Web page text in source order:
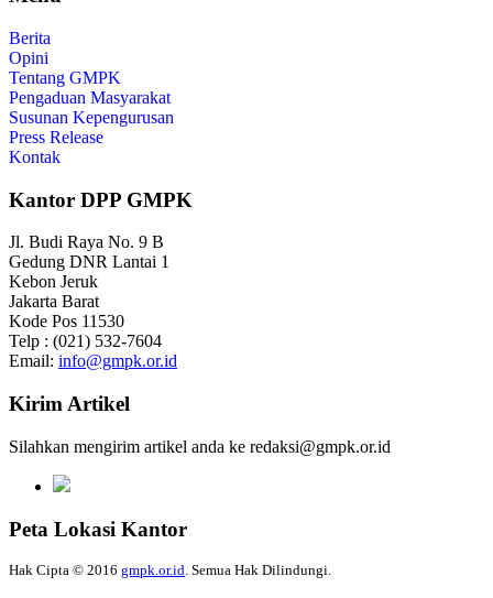
Berita
Opini
Tentang GMPK
Pengaduan Masyarakat
Susunan Kepengurusan
Press Release
Kontak
Kantor DPP GMPK
Jl. Budi Raya No. 9 B
Gedung DNR Lantai 1
Kebon Jeruk
Jakarta Barat
Kode Pos 11530
Telp : (021) 532-7604
Email: info@gmpk.or.id
Kirim Artikel
Silahkan mengirim artikel anda ke redaksi@gmpk.or.id
Peta Lokasi Kantor
Hak Cipta © 2016 gmpk.or.id. Semua Hak Dilindungi.